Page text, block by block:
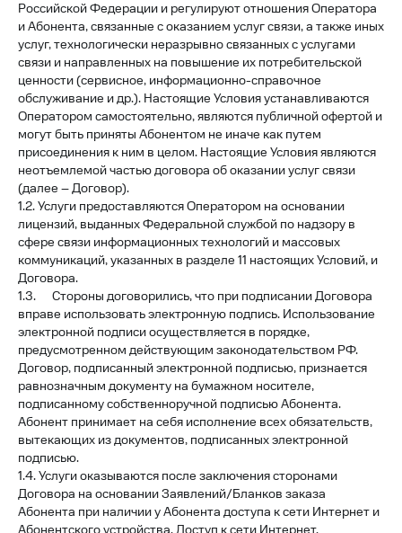
Российской Федерации и регулируют отношения Оператора
и Абонента, связанные с оказанием услуг связи, а также иных
услуг, технологически неразрывно связанных с услугами
связи и направленных на повышение их потребительской
ценности (сервисное, информационно-справочное
обслуживание и др.). Настоящие Условия устанавливаются
Оператором самостоятельно, являются публичной офертой и
могут быть приняты Абонентом не иначе как путем
присоединения к ним в целом. Настоящие Условия являются
неотъемлемой частью договора об оказании услуг связи
(далее – Договор).
1.2. Услуги предоставляются Оператором на основании
лицензий, выданных Федеральной службой по надзору в
сфере связи информационных технологий и массовых
коммуникаций, указанных в разделе 11 настоящих Условий, и
Договора.
1.3. Стороны договорились, что при подписании Договора
вправе использовать электронную подпись. Использование
электронной подписи осуществляется в порядке,
предусмотренном действующим законодательством РФ.
Договор, подписанный электронной подписью, признается
равнозначным документу на бумажном носителе,
подписанному собственноручной подписью Абонента.
Абонент принимает на себя исполнение всех обязательств,
вытекающих из документов, подписанных электронной
подписью.
1.4. Услуги оказываются после заключения сторонами
Договора на основании Заявлений/Бланков заказа
Абонента при наличии у Абонента доступа к сети Интернет и